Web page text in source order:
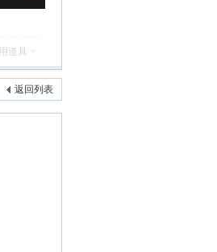
道具
返回列表